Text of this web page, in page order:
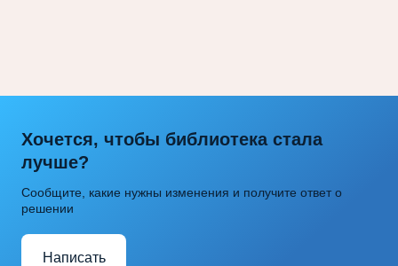
Хочется, чтобы библиотека стала
лучше?
Сообщите, какие нужны изменения и получите ответ о
решении
Написать